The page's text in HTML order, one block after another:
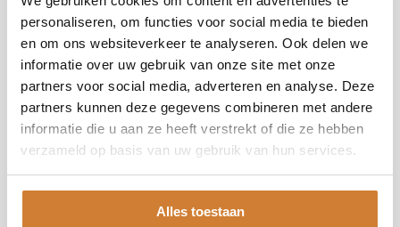
personaliseren, om functies voor social media te bieden
en om ons websiteverkeer te analyseren. Ook delen we
informatie over uw gebruik van onze site met onze
partners voor social media, adverteren en analyse. Deze
partners kunnen deze gegevens combineren met andere
informatie die u aan ze heeft verstrekt of die ze hebben
verzameld op basis van uw gebruik van hun services.
Alles toestaan
Levertijd 5 weken
Lijst Hout, zwart, 4 cm rondom
Materiaal Wol en Lurex
Gelimiteerde oplage, genummerd, certificaat
van echtheid
Machinaal geweven